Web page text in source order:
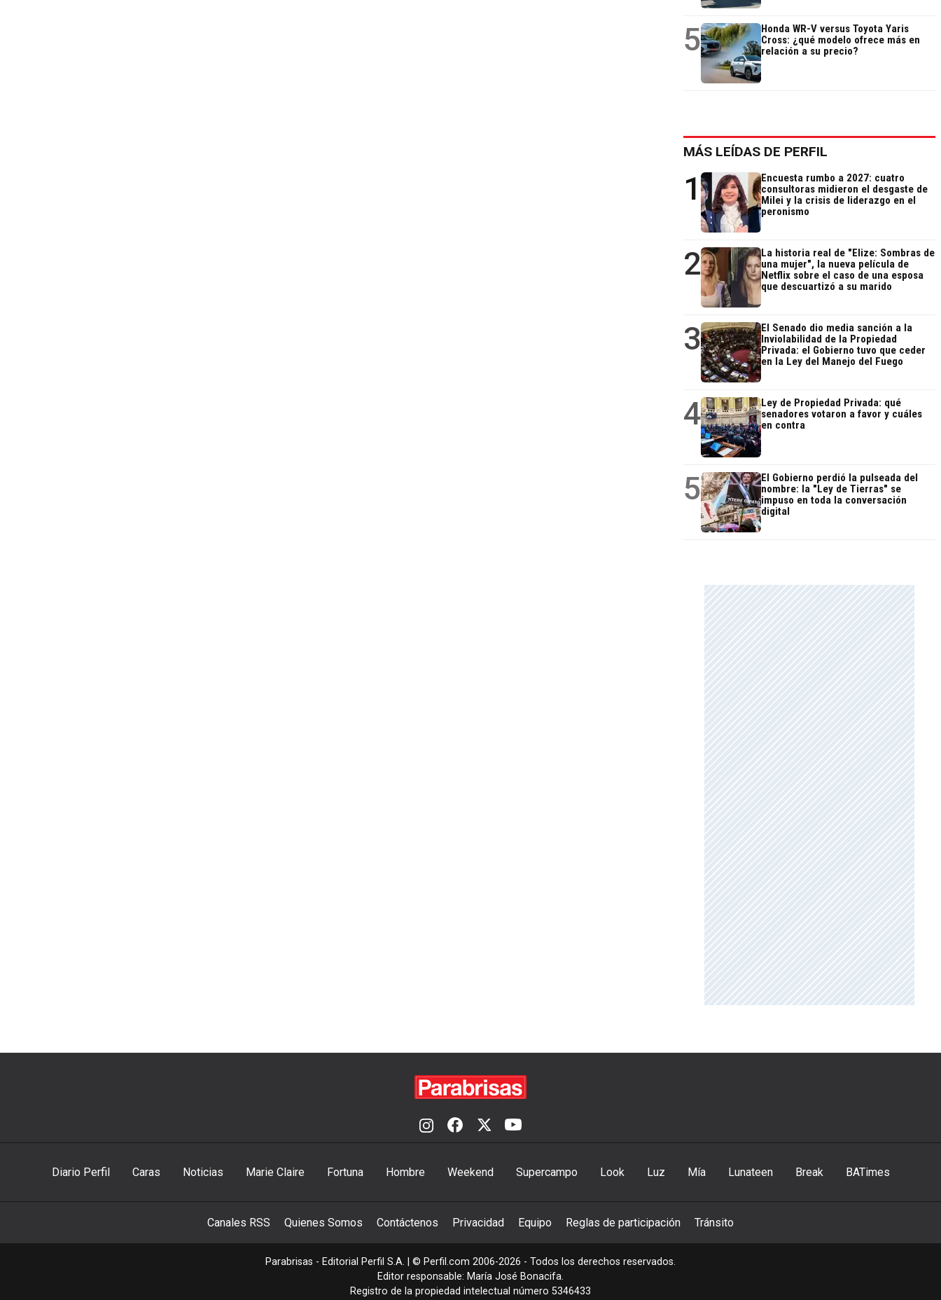
5
Honda WR-V versus Toyota Yaris
Cross: ¿qué modelo ofrece más en
relación a su precio?
MÁS LEÍDAS DE PERFIL
1
Encuesta rumbo a 2027: cuatro
consultoras midieron el desgaste de
Milei y la crisis de liderazgo en el
peronismo
2
La historia real de "Elize: Sombras de
una mujer", la nueva película de
Netflix sobre el caso de una esposa
que descuartizó a su marido
3
El Senado dio media sanción a la
Inviolabilidad de la Propiedad
Privada: el Gobierno tuvo que ceder
en la Ley del Manejo del Fuego
4
Ley de Propiedad Privada: qué
senadores votaron a favor y cuáles
en contra
5
El Gobierno perdió la pulseada del
nombre: la "Ley de Tierras" se
impuso en toda la conversación
digital
Diario Perfil Caras Noticias Marie Claire Fortuna Hombre Weekend Supercampo Look Luz Mía Lunateen Break BATimes
Canales RSS Quienes Somos Contáctenos Privacidad Equipo Reglas de participación Tránsito
Parabrisas - Editorial Perfil S.A. | © Perfil.com 2006-2026 - Todos los derechos reservados.
Editor responsable: María José Bonacifa.
Registro de la propiedad intelectual número 5346433